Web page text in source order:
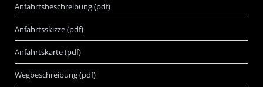
Anfahrtsbeschreibung (pdf)
Anfahrtsskizze (pdf)
Anfahrtskarte (pdf)
Wegbeschreibung (pdf)